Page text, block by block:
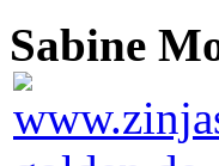
Sabine